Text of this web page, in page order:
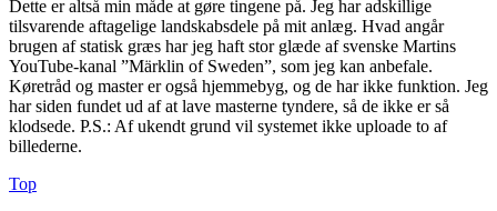
Dette er altså min måde at gøre tingene på. Jeg har adskillige
tilsvarende aftagelige landskabsdele på mit anlæg. Hvad angår
brugen af statisk græs har jeg haft stor glæde af svenske Martins
YouTube-kanal ”Märklin of Sweden”, som jeg kan anbefale.
Køretråd og master er også hjemmebyg, og de har ikke funktion. Jeg
har siden fundet ud af at lave masterne tyndere, så de ikke er så
klodsede. P.S.: Af ukendt grund vil systemet ikke uploade to af
billederne.
Top